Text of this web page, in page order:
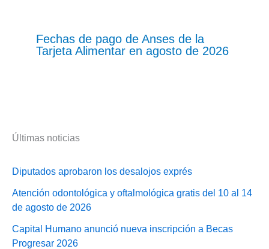
Fechas de pago de Anses de la
Tarjeta Alimentar en agosto de 2026
Últimas noticias
Diputados aprobaron los desalojos exprés
Atención odontológica y oftalmológica gratis del 10 al 14
de agosto de 2026
Capital Humano anunció nueva inscripción a Becas
Progresar 2026